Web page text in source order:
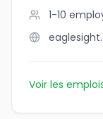
1-10
Voir les